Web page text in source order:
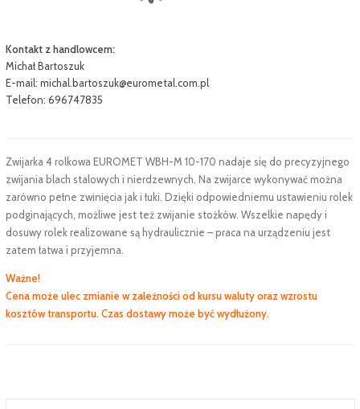
Kontakt z handlowcem:
Michał Bartoszuk
E-mail: michal.bartoszuk@eurometal.com.pl
Telefon: 696747835
Zwijarka 4 rolkowa EUROMET WBH-M 10-170 nadaje się do precyzyjnego
zwijania blach stalowych i nierdzewnych. Na zwijarce wykonywać można
zarówno pełne zwinięcia jak i łuki. Dzięki odpowiedniemu ustawieniu rolek
podginających, możliwe jest też zwijanie stożków. Wszelkie napędy i
dosuwy rolek realizowane są hydraulicznie – praca na urządzeniu jest
zatem łatwa i przyjemna.
Ważne!
Cena może ulec zmianie w zależności od kursu waluty oraz wzrostu
kosztów transportu. Czas dostawy może być wydłużony.